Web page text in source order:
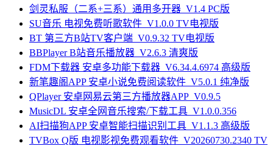
剑灵私服（二系+三系）通用多开器_V1.4 PC版
SU音乐 电视免费听歌软件_V1.0.0 TV电视版
BT 第三方B站TV客户端_V0.9.32 TV电视版
BBPlayer B站音乐播放器_V2.6.3 清爽版
FDM下载器 安卓多功能下载器_V6.34.4.6974 高级版
新笔趣阁APP 安卓小说免费阅读软件_V5.0.1 纯净版
QPlayer 安卓网易云第三方播放器APP_V0.9.5
MusicDL 安卓全网音乐搜索/下载工具_V1.0.0.356
AI扫描狗APP 安卓智能扫描识别工具_V1.1.3 高级版
TVBox Q版 电视影视免费观看软件_V20260730.2340 TV